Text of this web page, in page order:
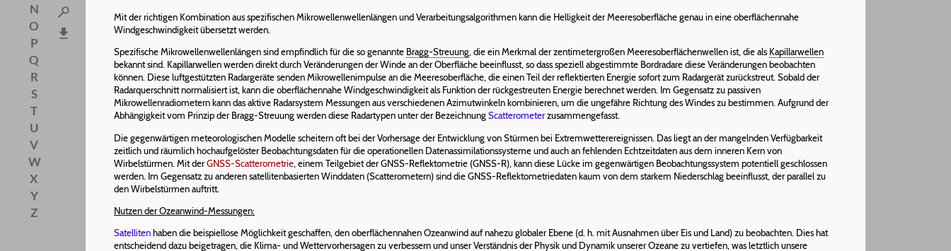
N
O
P
Q
R
S
T
U
V
W
X
Y
Z
Mit der richtigen Kombination aus spezifischen Mikrowellenwellenlängen und Verarbeitungsalgorithmen kann die Helligkeit der Meeresoberfläche genau in eine oberflächennahe
Windgeschwindigkeit übersetzt werden.
Spezifische Mikrowellenwellenlängen sind empfindlich für die so genannte Bragg-Streuung, die ein Merkmal der zentimetergroßen Meeresoberflächenwellen ist, die als Kapillarwellen
bekannt sind. Kapillarwellen werden direkt durch Veränderungen der Winde an der Oberfläche beeinflusst, so dass speziell abgestimmte Bordradare diese Veränderungen beobachten
können. Diese luftgestützten Radargeräte senden Mikrowellenimpulse an die Meeresoberfläche, die einen Teil der reflektierten Energie sofort zum Radargerät zurückstreut. Sobald der
Radarquerschnitt normalisiert ist, kann die oberflächennahe Windgeschwindigkeit als Funktion der rückgestreuten Energie berechnet werden. Im Gegensatz zu passiven
Mikrowellenradiometern kann das aktive Radarsystem Messungen aus verschiedenen Azimutwinkeln kombinieren, um die ungefähre Richtung des Windes zu bestimmen. Aufgrund der
Abhängigkeit vom Prinzip der Bragg-Streuung werden diese Radartypen unter der BezeichnungScatterometerzusammengefasst.
Die gegenwärtigen meteorologischen Modelle scheitern oft bei der Vorhersage der Entwicklung von Stürmen bei Extremwetterereignissen. Das liegt an der mangelnden Verfügbarkeit
zeitlich und räumlich hochaufgelöster Beobachtungsdaten für die operationellen Datenassimilationssysteme und auch an fehlenden Echtzeitdaten aus dem inneren Kern von
Wirbelstürmen. Mit derGNSS-Scatterometrie, einem Teilgebiet der GNSS-Reflektometrie (GNSS-R), kann diese Lücke im gegenwärtigen Beobachtungssystem potentiell geschlossen
werden. Im Gegensatz zu anderen satellitenbasierten Winddaten (Scatterometern) sind die GNSS-Reflektometriedaten kaum von dem starkem Niederschlag beeinflusst, der parallel zu
den Wirbelstürmen auftritt.
Nutzen der Ozeanwind-Messungen:
Satellitenhaben die beispiellose Möglichkeit geschaffen, den oberflächennahen Ozeanwind auf nahezu globaler Ebene (d. h. mit Ausnahmen über Eis und Land) zu beobachten. Dies hat
entscheidend dazu beigetragen, die Klima- und Wettervorhersagen zu verbessern und unser Verständnis der Physik und Dynamik unserer Ozeane zu vertiefen, was letztlich unsere